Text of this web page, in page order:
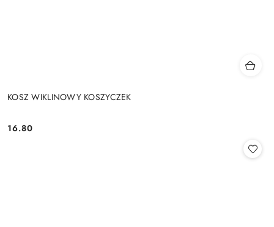
KOSZ WIKLINOWY KOSZYCZEK
Cena:
16.80